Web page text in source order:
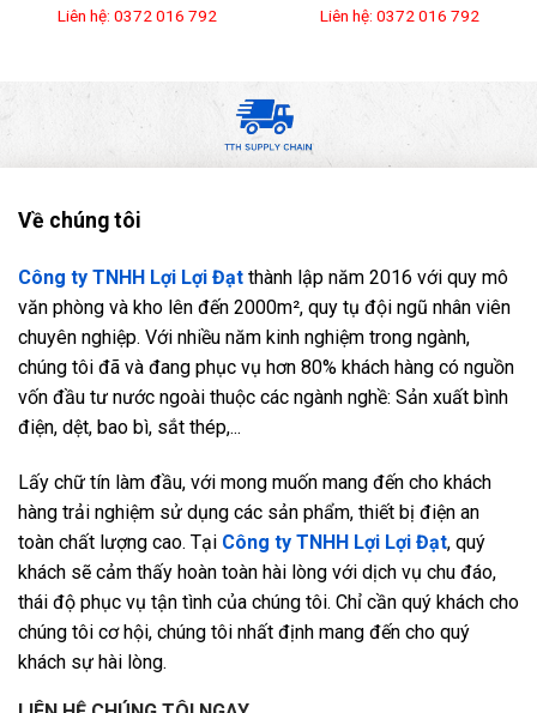
Liên hệ: 0372 016 792
Liên hệ: 0372 016 792
Về chúng tôi
Công ty TNHH Lợi Lợi Đạt thành lập năm 2016 với quy mô
văn phòng và kho lên đến 2000m², quy tụ đội ngũ nhân viên
chuyên nghiệp. Với nhiều năm kinh nghiệm trong ngành,
chúng tôi đã và đang phục vụ hơn 80% khách hàng có nguồn
vốn đầu tư nước ngoài thuộc các ngành nghề: Sản xuất bình
điện, dệt, bao bì, sắt thép,...
Lấy chữ tín làm đầu, với mong muốn mang đến cho khách
hàng trải nghiệm sử dụng các sản phẩm, thiết bị điện an
toàn chất lượng cao. Tại Công ty TNHH Lợi Lợi Đạt, quý
khách sẽ cảm thấy hoàn toàn hài lòng với dịch vụ chu đáo,
thái độ phục vụ tận tình của chúng tôi. Chỉ cần quý khách cho
chúng tôi cơ hội, chúng tôi nhất định mang đến cho quý
khách sự hài lòng.